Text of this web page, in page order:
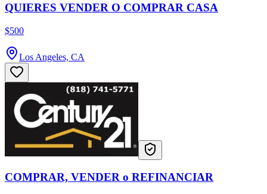
QUIERES VENDER O COMPRAR CASA
$500
Los Angeles, CA
COMPRAR, VENDER o REFINANCIAR